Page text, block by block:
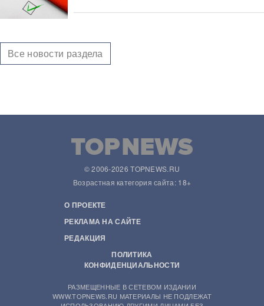
Все новости раздела
© 2006-2026 TOPNEWS.RU
Возрастная категория сайта: 18+
О ПРОЕКТЕ
РЕКЛАМА НА САЙТЕ
РЕДАКЦИЯ
ПОЛИТИКА
КОНФИДЕНЦИАЛЬНОСТИ
РАЗМЕЩЕННЫЕ В СЕТЕВОМ ИЗДАНИИ
WWW.TOPNEWS.RU МАТЕРИАЛЫ НЕ ПОДЛЕЖАТ